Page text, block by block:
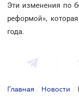
Эти изменения по
реформой»,
года.
Главная / Новости /